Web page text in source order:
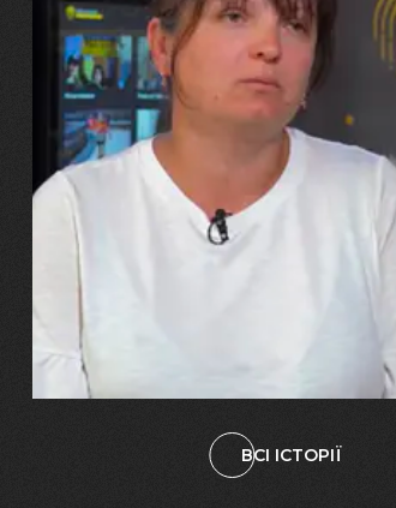
29.07.2026
Марина, Ваїд та Аміна Харченко
"Попри всі втрати, ми не
зламалися: тепер я бачу
свого вбитого чоловіка у
наших дітях"
ВСІ ІСТОРІЇ